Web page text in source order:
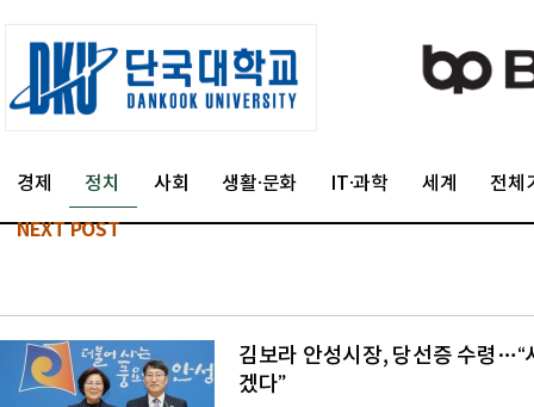
경제 정치 사회 생활·문화 IT·과학 세계 전체
NEXT POST
김보라 안성시장, 당선증 수령…“
겠다”